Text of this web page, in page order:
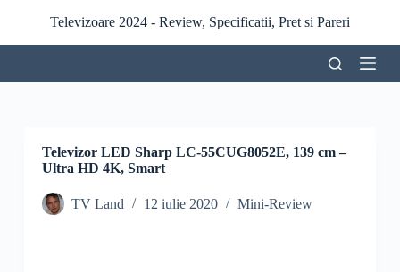
r
l
Televizoare 2024 - Review, Specificatii, Pret si Pareri
Televizor LED Sharp LC-55CUG8052E, 139 cm –
Ultra HD 4K, Smart
TV Land 12 iulie 2020 Mini-Review